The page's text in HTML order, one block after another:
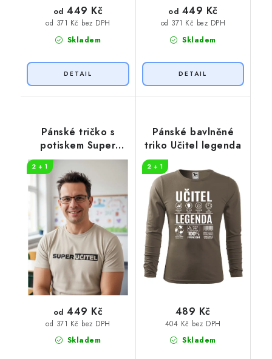
Skladem
od 371 Kč bez DPH
od 449 Kč
Skladem
od 371 Kč bez DPH
od 449 Kč
Pánské tričko s
potiskem Super
učitel
2 + 1
Skladem
od 371 Kč bez DPH
od 449 Kč
Pánské bavlněné
triko Učitel legenda
2 + 1
Skladem
404 Kč bez DPH
489 Kč